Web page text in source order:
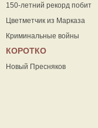
150-летний рекорд побит
Цветметчик из Марказа
Криминальные войны
КОРОТКО
Новый Пресняков